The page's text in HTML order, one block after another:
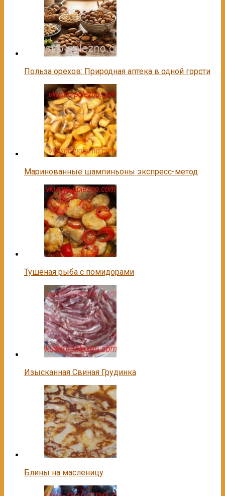
Польза орехов: Природная аптека в одной горсти
Маринованные шампиньоны экспресс-метод
Тушёная рыба с помидорами
Изысканная Свиная Грудинка
Блины на масленицу